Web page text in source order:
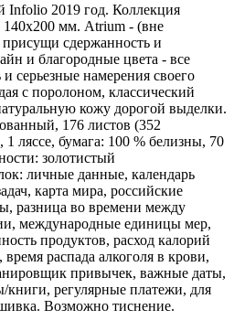
Infolio 2019 год. Коллекция
мм. Atrium - (вне
сдержанность и
и благородные цвета - все
серьезные намерения своего
с поролоном, классический
кожу дорогой выделки.
176 листов (352
ляссе, бумага: 100 % белизны, 70
золотистый
личные данные, календарь
карта мира, российские
разница во времени между
международные единицы мер,
продуктов, расход калорий
распада алкоголя в крови,
привычек, важные даты,
регулярные платежи, для
Возможно тиснение.